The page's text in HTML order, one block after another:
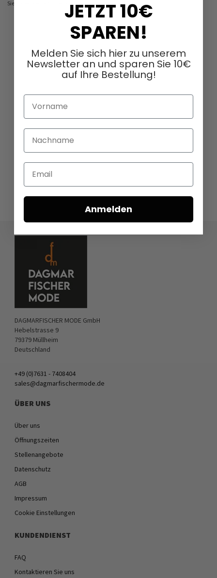
Sie haben keine Artikel auf Ihrem Wunschzettel.
DAGMARFISCHER MODE GmbH
Hebelstrasse 9
79379 Müllheim
Deutschland
+49 (0)7631 - 7408404
sales@dagmarfischermode.de
ÜBER UNS
Über uns
Öffnungszeiten
Stellenangebote
Datenschutz
AGB
Impressum
Cookie Einstellungen
KUNDENDIENST
FAQ
Kontaktieren Sie uns
JETZT 10€
SPAREN!
Melden Sie sich hier zu unserem
Newsletter an und sparen Sie 10€
auf Ihre Bestellung!
Vorname
Nachname
Email
Anmelden